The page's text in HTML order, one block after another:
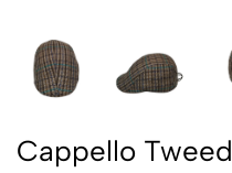
Cappello